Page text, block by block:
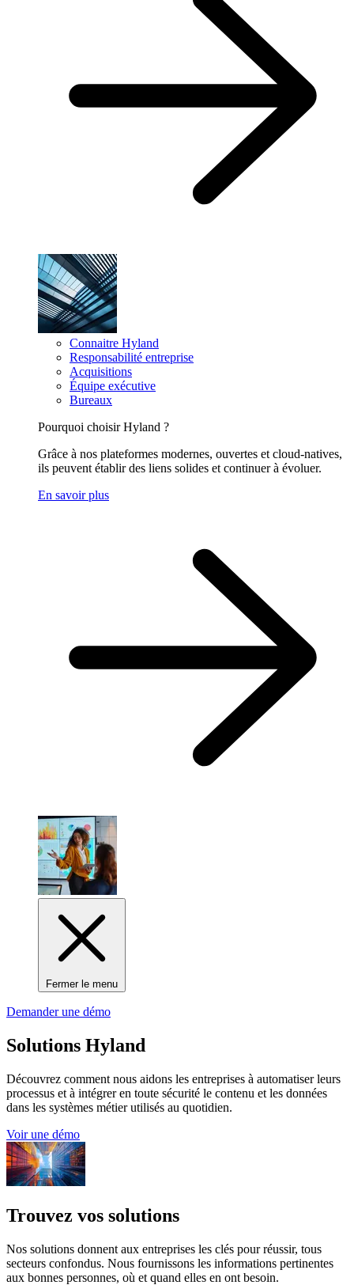
Connaitre Hyland
Responsabilité entreprise
Acquisitions
Équipe exécutive
Bureaux
Pourquoi choisir Hyland ?
Grâce à nos plateformes modernes, ouvertes et cloud-natives,
ils peuvent établir des liens solides et continuer à évoluer.
En savoir plus
Fermer le menu
Demander une démo
Solutions Hyland
Découvrez comment nous aidons les entreprises à automatiser leurs
processus et à intégrer en toute sécurité le contenu et les données
dans les systèmes métier utilisés au quotidien.
Voir une démo
Trouvez vos solutions
Nos solutions donnent aux entreprises les clés pour réussir, tous
secteurs confondus. Nous fournissons les informations pertinentes
aux bonnes personnes, où et quand elles en ont besoin.